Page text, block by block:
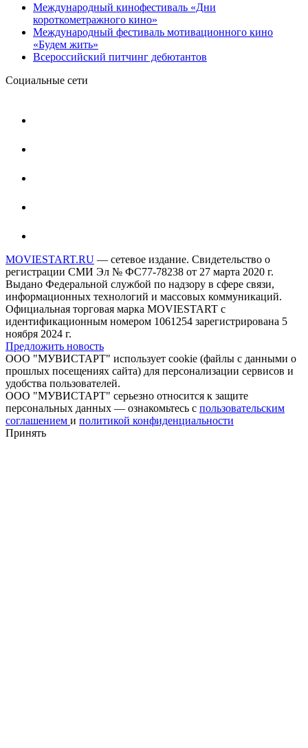
Международный кинофестиваль «Дни
короткометражного кино»
Международный фестиваль мотивационного кино
«Будем жить»
Всероссийский питчинг дебютантов
Социальные сети
MOVIESTART.RU — сетевое издание. Свидетельство о
регистрации СМИ Эл № ФС77-78238 от 27 марта 2020 г.
Выдано Федеральной службой по надзору в сфере связи,
информационных технологий и массовых коммуникаций.
Официальная торговая марка MOVIESTART с
идентификационным номером 1061254 зарегистрирована 5
ноября 2024 г.
Предложить новость
ООО "МУВИСТАРТ" использует cookie (файлы с данными о
прошлых посещениях сайта) для персонализации сервисов и
удобства пользователей.
ООО "МУВИСТАРТ" серьезно относится к защите
персональных данных — ознакомьтесь с пользовательским
соглашением и политикой конфиденциальности
Принять